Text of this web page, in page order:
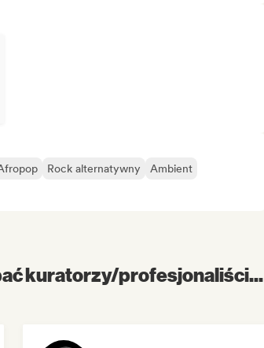
Rock alternatywny
Ambient
kuratorzy/profesjonaliści...